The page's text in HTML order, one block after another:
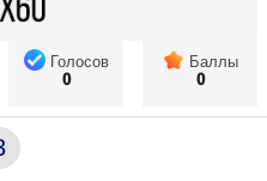
Голосов
0
Баллы
0